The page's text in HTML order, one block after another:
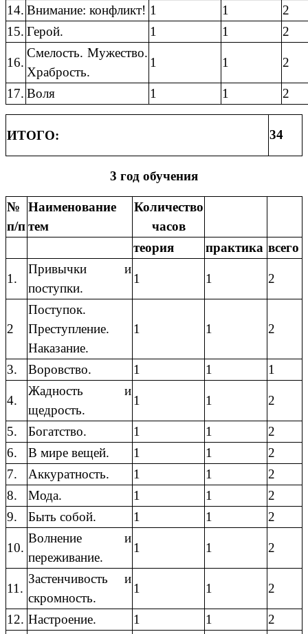
14. Внимание: конфликт! 1 1
2
15. Герой. 1 1 2
16.
Смелость. Мужество.
Храбрость.
1 1 2
17. Воля 1 1 2
ИТОГО: 34
3 год обучения
№
п/п
Наименование
тем
Количество
часов
теория
практика всего
1.
Привычки и
поступки.
1 1 2
2
Поступок.
Преступление.
Наказание.
1 1 2
3. Воровство. 1 1 1
4.
Жадность и
щедрость.
1 1 2
5. Богатство. 1 1
2
6.
В мире вещей. 1 1
2
7.
Аккуратность. 1 1
2
8.
Мода. 1 1
2
9.
Быть собой. 1 1 2
10.
Волнение и
переживание.
1 1 2
11.
Застенчивость и
скромность.
1 1 2
12. Настроение. 1 1
2